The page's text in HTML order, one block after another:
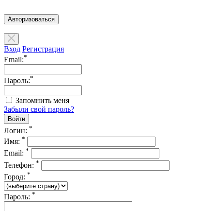
Авторизоваться
Вход Регистрация
Email:*
Пароль:*
Запомнить меня
Забыли свой пароль?
Логин: *
Имя: *
Email: *
Телефон: *
Город: *
Пароль: *